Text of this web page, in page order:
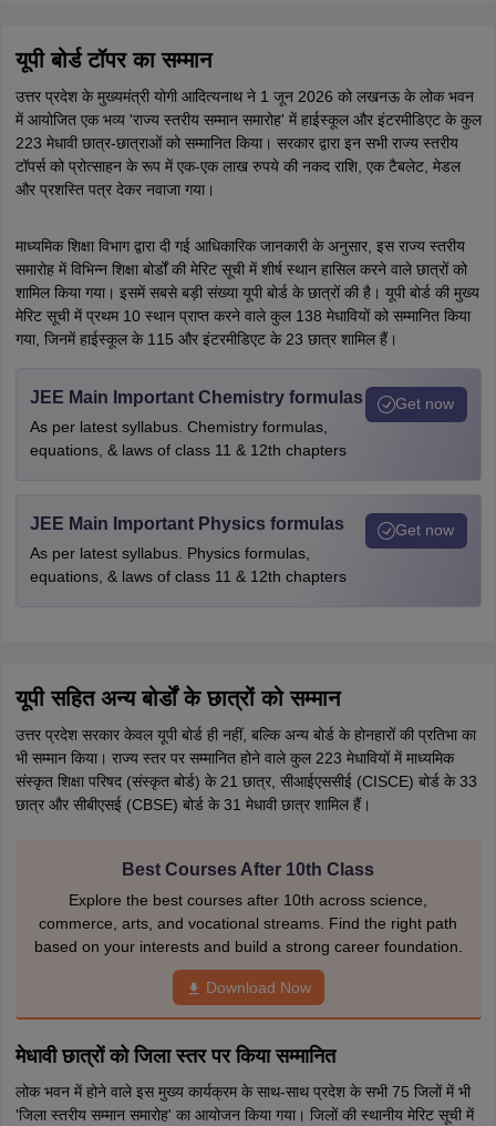
यूपी बोर्ड टॉपर का सम्मान
उत्तर प्रदेश के मुख्यमंत्री योगी आदित्यनाथ ने 1 जून 2026 को लखनऊ के लोक भवन
में आयोजित एक भव्य 'राज्य स्तरीय सम्मान समारोह' में हाईस्कूल और इंटरमीडिएट के कुल
223 मेधावी छात्र-छात्राओं को सम्मानित किया। सरकार द्वारा इन सभी राज्य स्तरीय
टॉपर्स को प्रोत्साहन के रूप में एक-एक लाख रुपये की नकद राशि, एक टैबलेट, मेडल
और प्रशस्ति पत्र देकर नवाजा गया।
माध्यमिक शिक्षा विभाग द्वारा दी गई आधिकारिक जानकारी के अनुसार, इस राज्य स्तरीय
समारोह में विभिन्न शिक्षा बोर्डों की मेरिट सूची में शीर्ष स्थान हासिल करने वाले छात्रों को
शामिल किया गया। इसमें सबसे बड़ी संख्या यूपी बोर्ड के छात्रों की है। यूपी बोर्ड की मुख्य
मेरिट सूची में प्रथम 10 स्थान प्राप्त करने वाले कुल 138 मेधावियों को सम्मानित किया
गया, जिनमें हाईस्कूल के 115 और इंटरमीडिएट के 23 छात्र शामिल हैं।
JEE Main Important Chemistry formulas
As per latest syllabus. Chemistry formulas,
equations, & laws of class 11 & 12th chapters
Get now
JEE Main Important Physics formulas
As per latest syllabus. Physics formulas,
equations, & laws of class 11 & 12th chapters
Get now
यूपी सहित अन्य बोर्डों के छात्रों को सम्मान
उत्तर प्रदेश सरकार केवल यूपी बोर्ड ही नहीं, बल्कि अन्य बोर्ड के होनहारों की प्रतिभा का
भी सम्मान किया। राज्य स्तर पर सम्मानित होने वाले कुल 223 मेधावियों में माध्यमिक
संस्कृत शिक्षा परिषद (संस्कृत बोर्ड) के 21 छात्र, सीआईएससीई (CISCE) बोर्ड के 33
छात्र और सीबीएसई (CBSE) बोर्ड के 31 मेधावी छात्र शामिल हैं।
Best Courses After 10th Class
Explore the best courses after 10th across science,
commerce, arts, and vocational streams. Find the right path
based on your interests and build a strong career foundation.
Download Now
मेधावी छात्रों को जिला स्तर पर किया सम्मानित
लोक भवन में होने वाले इस मुख्य कार्यक्रम के साथ-साथ प्रदेश के सभी 75 जिलों में भी
'जिला स्तरीय सम्मान समारोह' का आयोजन किया गया। जिलों की स्थानीय मेरिट सूची में